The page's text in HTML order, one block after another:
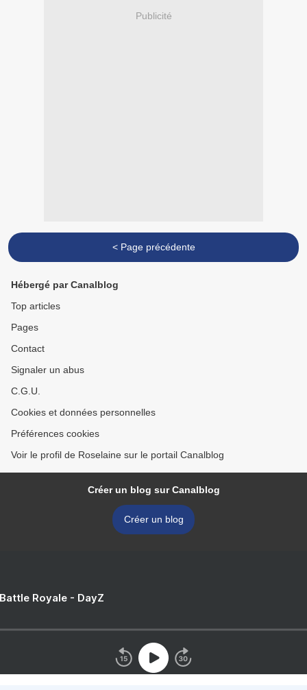
Publicité
< Page précédente
Hébergé par Canalblog
Top articles
Pages
Contact
Signaler un abus
C.G.U.
Cookies et données personnelles
Préférences cookies
Voir le profil de Roselaine sur le portail Canalblog
Créer un blog sur Canalblog
Créer un blog
Royale - DayZ